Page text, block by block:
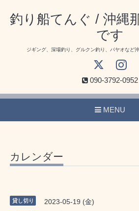
釣り船てんぐ / 沖縄
です
ジギング、深場釣り、グルクン釣り、パヤオなど
090-3792-0952
MENU
カレンダー
貸し切り 2023-05-19 (金)